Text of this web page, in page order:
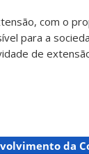
com o
para a
de
da